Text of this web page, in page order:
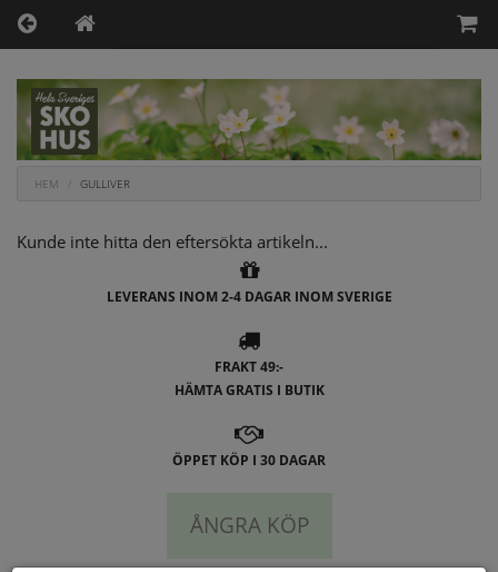
HEM GULLIVER
Kunde inte hitta den eftersökta artikeln...
LEVERANS INOM 2-4 DAGAR INOM SVERIGE
FRAKT 49:-
HÄMTA GRATIS I BUTIK
ÖPPET KÖP I 30 DAGAR
ÅNGRA KÖP